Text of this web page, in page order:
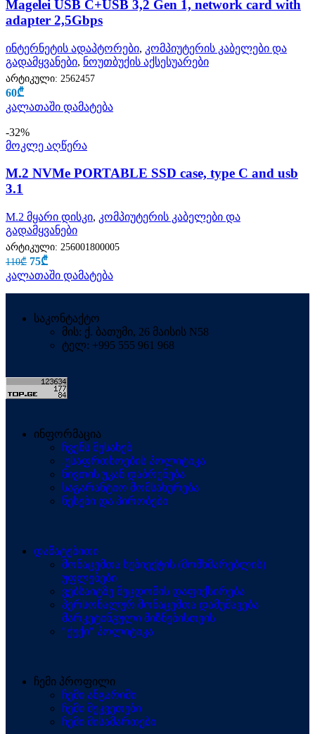
Magelei USB C+USB 3,2 Gen 1, network card with
adapter 2,5Gbps
ინტერნეტის ადაპტორები, კომპიუტერის კაბელები და
გადამყვანები, ნოუთბუქის აქსესუარები
არტიკული: 2562457
60₾
კალათაში დამატება
-32%
მოკლე აღწერა
M.2 NVMe PORTABLE SSD case, type C and usb
3.1
M.2 მყარი დისკი, კომპიუტერის კაბელები და
გადამყვანები
არტიკული: 256001800005
110₾ 75₾
კალათაში დამატება
საკონტაქტო
მის: ქ. ბათუმი, 26 მაისის N58
ტელ: +995 555 961 968
ინფორმაცია
ჩვენს შესახებ
.უსაფრთხოების პოლიტიკა
ნივთის უკან დაბრუნება
საგარანტიო მომსახურება
წესები და პირობები
დამატებითი
მონაცემთა სუბიექტის (მომხმარებლის)
უფლებები
ვებსაიტზე შეცდომის დაფიქსირება
პერსონალურ მონაცემთა დამუშავება
მარკეტინგული მიზნებისთვის
"ქუქი" პოლიტიკა
ჩემი პროფილი
ჩემი ანგარიში
ჩემი შეკვეთები
ჩემი მისამართები